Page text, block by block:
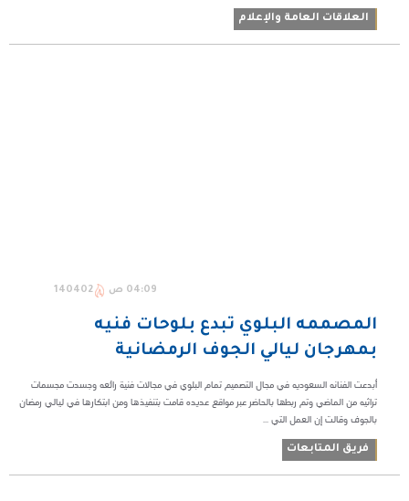
العلاقات العامة والإعلام
04:09 ص 140402
المصممه البلوي تبدع بلوحات فنيه
بمهرجان ليالي الجوف الرمضانية
أبدعت الفنانه السعوديه في مجال التصميم تمام البلوي في مجالات فنية رائعه وجسدت مجسمات
تراثيه من الماضي وتم ربطها بالحاضر عبر مواقع عديده قامت بتنفيذها ومن ابتكارها في ليالي رمضان
بالجوف وقالت إن العمل التي ...
فريق المتابعات